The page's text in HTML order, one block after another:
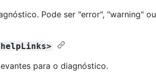
Pode ser "error", "warning"
para o diagnóstico.